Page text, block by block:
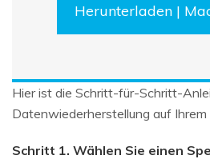
Herunterladen |
Hier ist die Schritt-für-Schritt-
Datenwiederherstellung auf Ihrem
Schritt 1. Wählen Sie einen